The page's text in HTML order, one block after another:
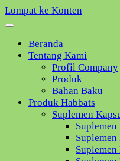
Lompat ke Konten
Beranda
Tentang Kami
Profil Company
Produk
Bahan Baku
Produk Habbats
Suplemen